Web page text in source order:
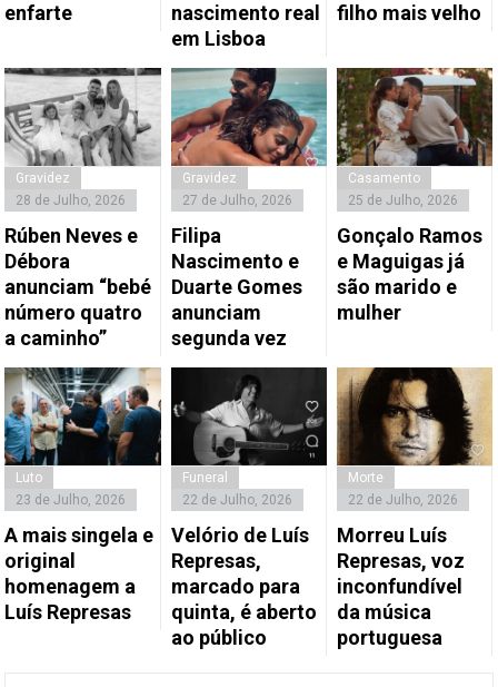
enfarte
nascimento real
em Lisboa
filho mais velho
Gravidez
28 de Julho, 2026
Rúben Neves e
Débora
anunciam “bebé
número quatro
a caminho”
Gravidez
27 de Julho, 2026
Filipa
Nascimento e
Duarte Gomes
anunciam
segunda vez
Casamento
25 de Julho, 2026
Gonçalo Ramos
e Maguigas já
são marido e
mulher
Luto
23 de Julho, 2026
A mais singela e
original
homenagem a
Luís Represas
Funeral
22 de Julho, 2026
Velório de Luís
Represas,
marcado para
quinta, é aberto
ao público
Morte
22 de Julho, 2026
Morreu Luís
Represas, voz
inconfundível
da música
portuguesa